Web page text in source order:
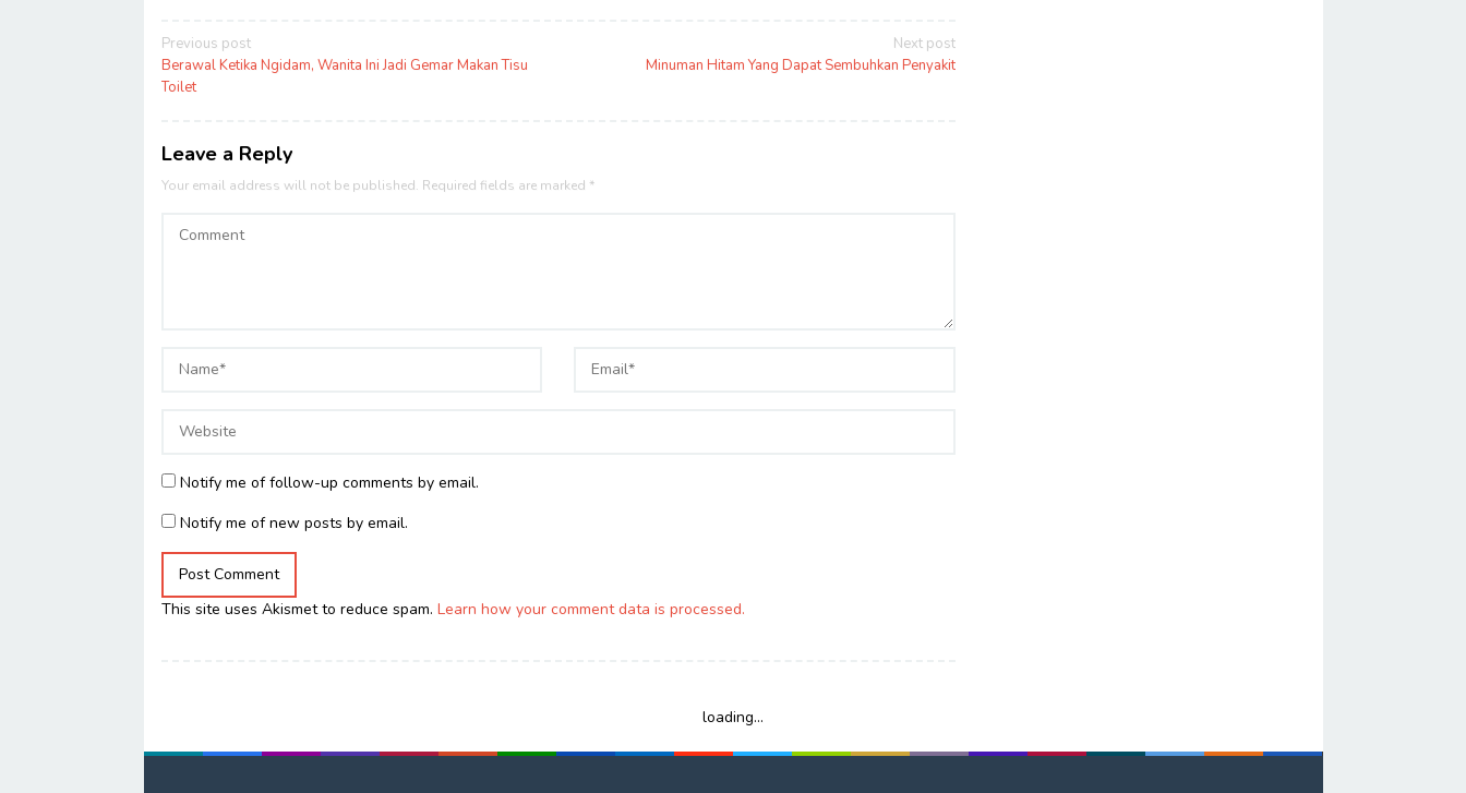
Post
navigation
Previous post
Berawal Ketika Ngidam, Wanita Ini Jadi Gemar Makan Tisu
Toilet
Next post
Minuman Hitam Yang Dapat Sembuhkan Penyakit
Leave a Reply
Your email address will not be published. Required fields are marked *
Notify me of follow-up comments by email.
Notify me of new posts by email.
This site uses Akismet to reduce spam. Learn how your comment data is processed.
loading...